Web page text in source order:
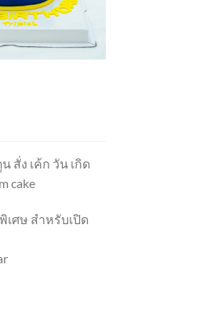
สั่ง เค้ก วัน เกิด
cake
เศษ สำหรับเปิด